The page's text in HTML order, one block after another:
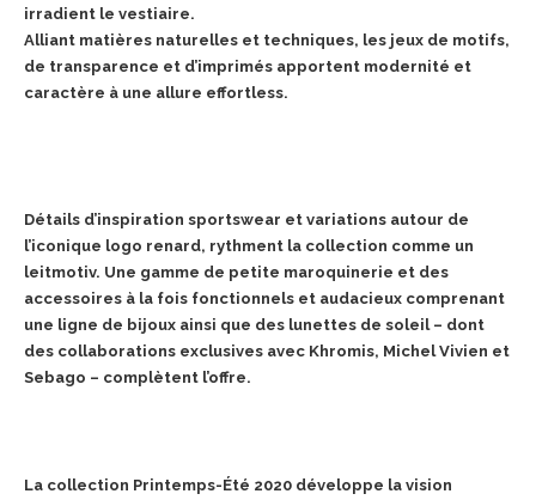
irradient le vestiaire.
Alliant matières naturelles et techniques, les jeux de motifs,
de transparence et d’imprimés apportent modernité et
caractère à une allure effortless.
Détails d’inspiration sportswear et variations autour de
l’iconique logo renard, rythment la collection comme un
leitmotiv. Une gamme de petite maroquinerie et des
accessoires à la fois fonctionnels et audacieux comprenant
une ligne de bijoux ainsi que des lunettes de soleil – dont
des collaborations exclusives avec Khromis, Michel Vivien et
Sebago – complètent l’offre.
La collection Printemps-Été 2020 développe la vision